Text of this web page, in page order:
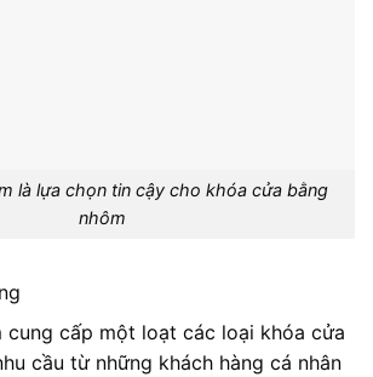
là lựa chọn tin cậy cho khóa cửa bằng
nhôm
cung cấp một loạt các loại khóa cửa
cầu từ những khách hàng cá nhân